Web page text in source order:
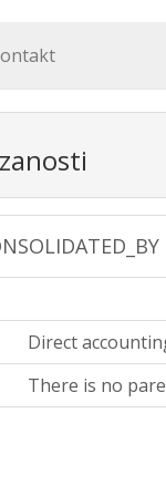
Direct
There is no